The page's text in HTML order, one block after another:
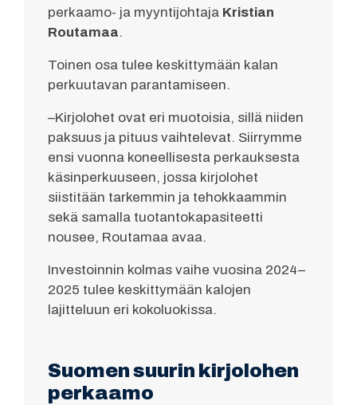
perkaamo- ja myyntijohtaja Kristian
Routamaa.
Toinen osa tulee keskittymään kalan
perkuutavan parantamiseen.
–Kirjolohet ovat eri muotoisia, sillä niiden
paksuus ja pituus vaihtelevat. Siirrymme
ensi vuonna koneellisesta perkauksesta
käsinperkuuseen, jossa kirjolohet
siistitään tarkemmin ja tehokkaammin
sekä samalla tuotantokapasiteetti
nousee, Routamaa avaa.
Investoinnin kolmas vaihe vuosina 2024–
2025 tulee keskittymään kalojen
lajitteluun eri kokoluokissa.
Suomen suurin kirjolohen
perkaamo